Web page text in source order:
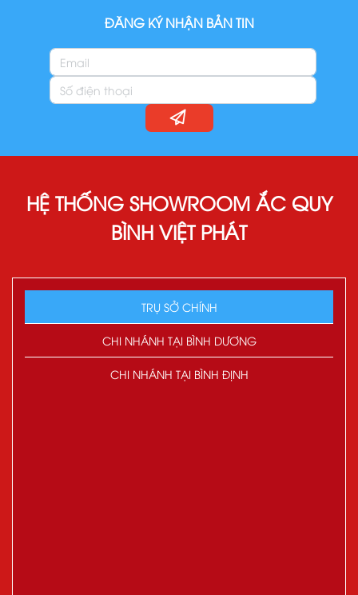
ĐĂNG KÝ NHẬN BẢN TIN
HỆ THỐNG SHOWROOM ẮC QUY
BÌNH VIỆT PHÁT
TRỤ SỞ CHÍNH
CHI NHÁNH TẠI BÌNH DƯƠNG
CHI NHÁNH TẠI BÌNH ĐỊNH